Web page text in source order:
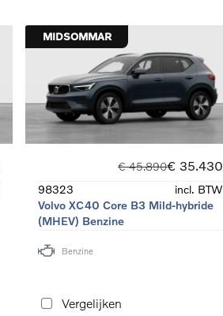
MIDSOMMAR
€ 45.890€ 35.430
98323
incl. BTW
Volvo XC40 Core B3 Mild-hybride
(MHEV) Benzine
Benzine
Vergelijken